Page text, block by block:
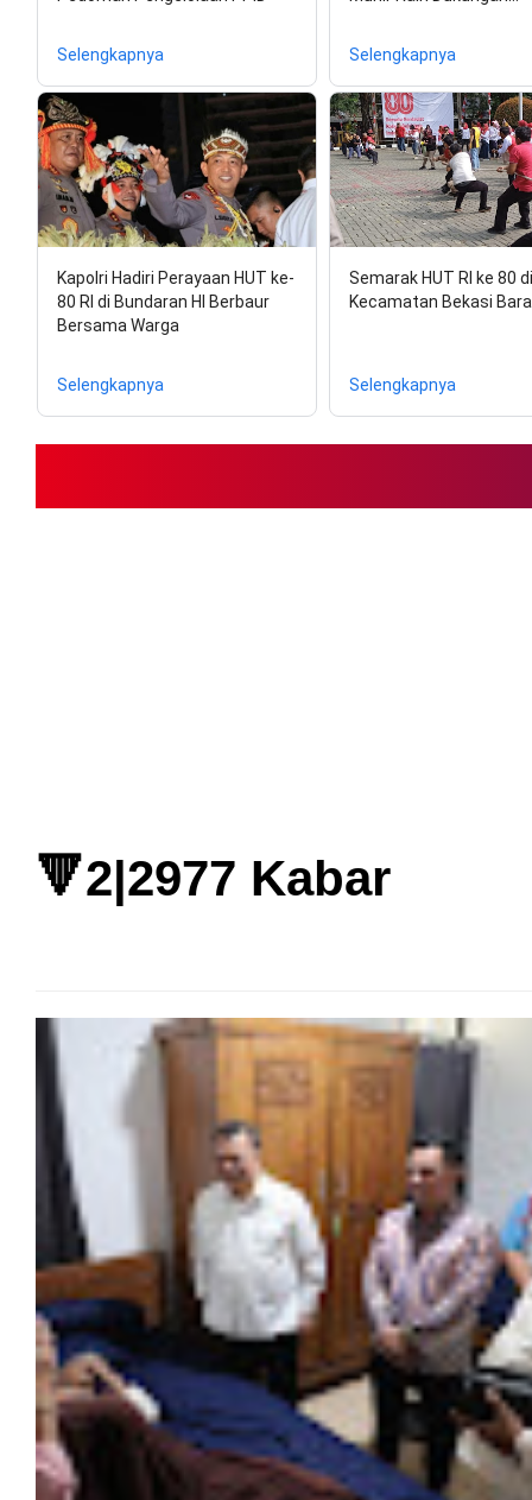
Selengkapnya Selengkapnya
Kapolri Hadiri Perayaan HUT ke-
80 RI di Bundaran HI Berbaur
Bersama Warga
Selengkapnya
Semarak HUT RI ke 80 di
Kecamatan Bekasi
Selengkapnya
🔻2|2977 Kabar